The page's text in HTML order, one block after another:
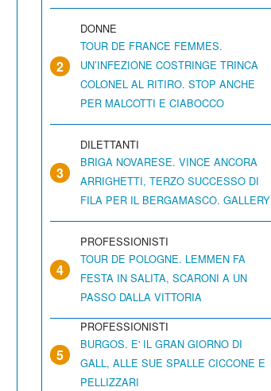
2
DONNE
TOUR DE FRANCE FEMMES.
UN’INFEZIONE COSTRINGE TRINCA
COLONEL AL RITIRO. STOP ANCHE
PER MALCOTTI E CIABOCCO
3
DILETTANTI
BRIGA NOVARESE. VINCE ANCORA
ARRIGHETTI, TERZO SUCCESSO DI
FILA PER IL BERGAMASCO. GALLERY
4
PROFESSIONISTI
TOUR DE POLOGNE. LEMMEN FA
FESTA IN SALITA, SCARONI A UN
PASSO DALLA VITTORIA
5
PROFESSIONISTI
BURGOS. E' IL GRAN GIORNO DI
GALL, ALLE SUE SPALLE CICCONE E
PELLIZZARI